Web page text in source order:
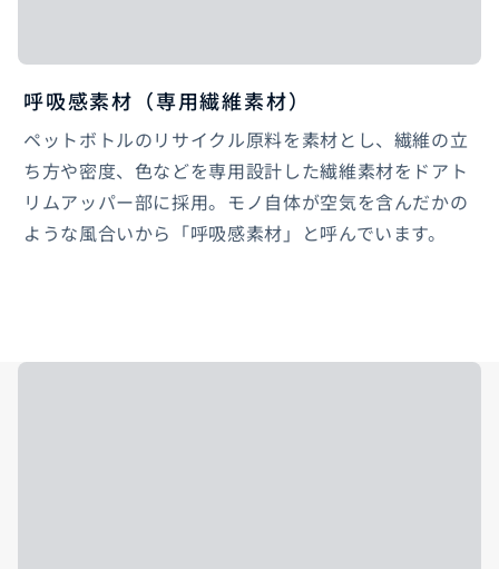
呼吸感素材（専用繊維素材）
ペットボトルのリサイクル原料を素材とし、繊維の立
ち方や密度、色などを専用設計した繊維素材をドアト
リムアッパー部に採用。モノ自体が空気を含んだかの
ような風合いから「呼吸感素材」と呼んでいます。